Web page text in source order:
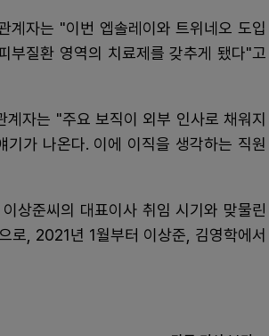
계자는 "이번 엡솔레이와 트위네오 도입
부질환 영역의 치료제를 갖추게 됐다"고
자는 "주요 보직이 외부 인사로 채워지
가 나온다. 이에 이직을 생각하는 직원
상준씨의 대표이사 취임 시기와 맞물린
로, 2021년 1월부터 이상준, 김영학에서